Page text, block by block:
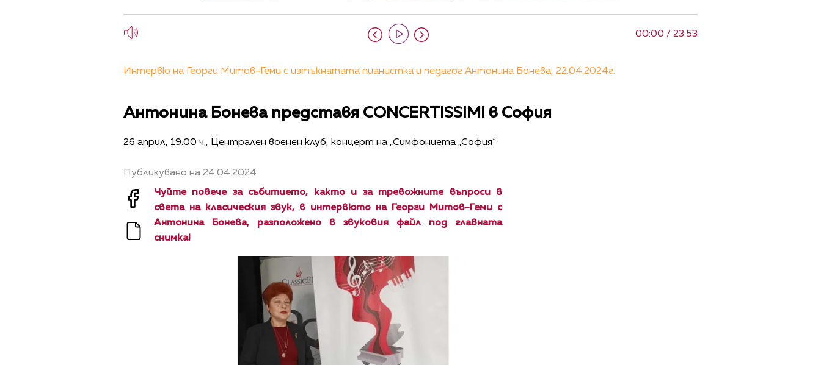
00:00 / 23:53
Интервю на Георги Митов-Геми с изтъкнатата пианистка и педагог Антонина Бонева, 22.04.2024г.
Антонина Бонева представя CONCERTISSIMI в София
26 април, 19:00 ч., Централен военен клуб, концерт на „Симфониета „София“
Публикувано на 24.04.2024
Чуйте повече за събитието, както и за тревожните въпроси в
света на класическия звук, в интервюто на Георги Митов-Геми с
Антонина Бонева, разположено в звуковия файл под главната
снимка!